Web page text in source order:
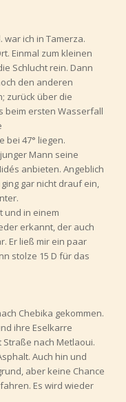
war ich in Tamerza.
Einmal zum kleinen
Schlucht rein. Dann
den anderen
zurück über die
beim ersten Wasserfall
bei 47° liegen.
Mann seine
anbieten. Angeblich
gar nicht drauf ein,
und in einem
erkannt, der auch
Er ließ mir ein paar
stolze 15 D für das
Chebika gekommen.
ihre Eselkarre
nach Metlaoui.
Auch hin und
aber keine Chance
Es wird wieder